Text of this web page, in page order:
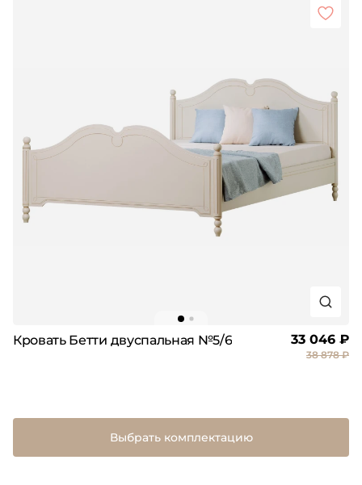
Кровать Бетти двуспальная №5/6 33 046 ₽
38 878 ₽
Выбрать комплектацию